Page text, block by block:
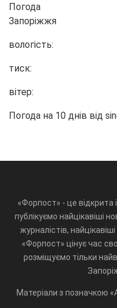
Погода
Запоріжжя
вологість:
тиск:
вітер:
Погода на 10 днів від
«Форпост» - це
публікуємо найцікавіші
журналістів,
«Форпост» цінує час
розміщуємо тільки
Матеріали з позначкою